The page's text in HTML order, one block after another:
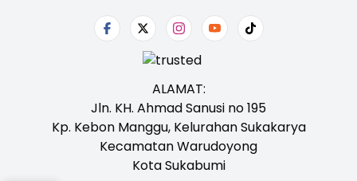
ALAMAT:
Jln. KH. Ahmad Sanusi no 195
Kp. Kebon Manggu, Kelurahan Sukakarya
Kecamatan Warudoyong
Kota Sukabumi